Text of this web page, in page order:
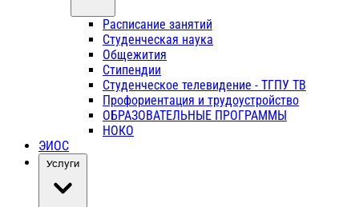
Расписание занятий
Студенческая наука
Общежития
Стипендии
Студенческое телевидение - ТГПУ ТВ
Профориентация и трудоустройство
ОБРАЗОВАТЕЛЬНЫЕ ПРОГРАММЫ
НОКО
ЭИОС
Услуги